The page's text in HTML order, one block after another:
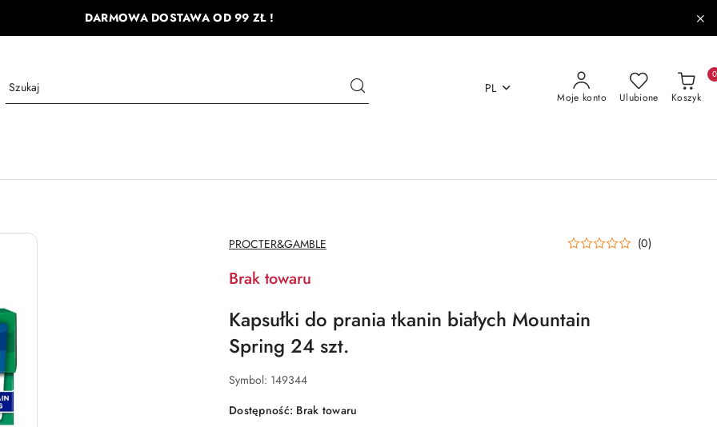
DARMOWA DOSTAWA OD 99 ZŁ !
PL
Moje konto Ulubione Koszyk
0
NAZWA
PRODUCENTA:
PROCTER&GAMBLE (0)
Brak towaru
Kapsułki do prania tkanin białych Mountain
Spring 24 szt.
Symbol: 149344
Dostępność: Brak towaru